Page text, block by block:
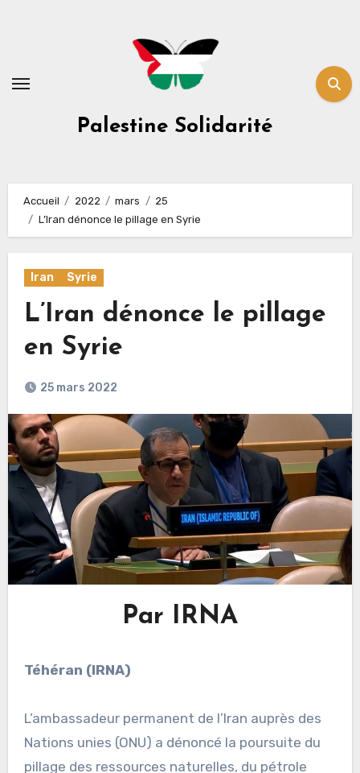
Palestine Solidarité
Accueil 2022 mars
25
L’Iran dénonce le pillage en Syrie
Iran Syrie
L’Iran dénonce le pillage
en Syrie
25 mars 2022
Par IRNA
Téhéran (IRNA)
L’ambassadeur permanent de l’Iran auprès des
Nations unies (ONU) a dénoncé la poursuite du
pillage des ressources naturelles, du pétrole